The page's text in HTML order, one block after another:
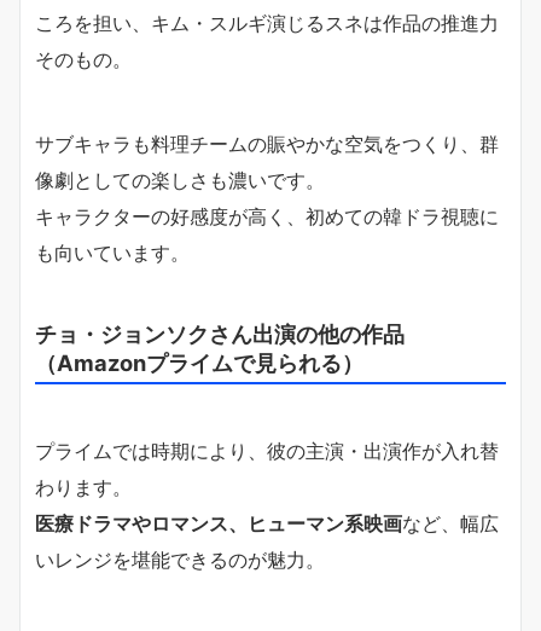
ころを担い、キム・スルギ演じるスネは作品の推進力
そのもの。
サブキャラも料理チームの賑やかな空気をつくり、群
像劇としての楽しさも濃いです。
キャラクターの好感度が高く、初めての韓ドラ視聴に
も向いています。
チョ・ジョンソクさん出演の他の作品
（Amazonプライムで見られる）
プライムでは時期により、彼の主演・出演作が入れ替
わります。
医療ドラマやロマンス、ヒューマン系映画など、幅広
いレンジを堪能できるのが魅力。